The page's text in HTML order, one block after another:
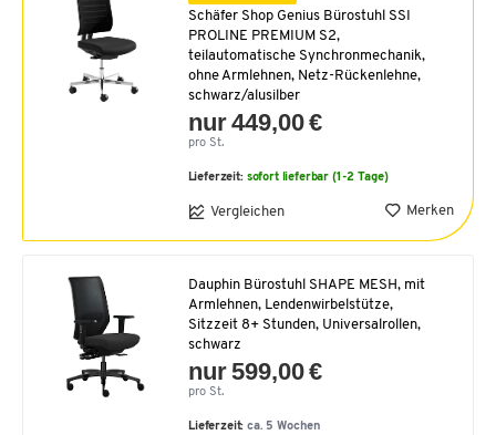
Schäfer Shop Genius Bürostuhl SSI
PROLINE PREMIUM S2,
teilautomatische Synchronmechanik,
ohne Armlehnen, Netz-Rückenlehne,
schwarz/alusilber
nur 449,00 €
pro St.
Lieferzeit: sofort lieferbar (1-2 Tage)
Vergleichen Merken
Dauphin Bürostuhl SHAPE MESH, mit
Armlehnen, Lendenwirbelstütze,
Sitzzeit 8+ Stunden, Universalrollen,
schwarz
nur 599,00 €
pro St.
Lieferzeit:ca. 5 Wochen